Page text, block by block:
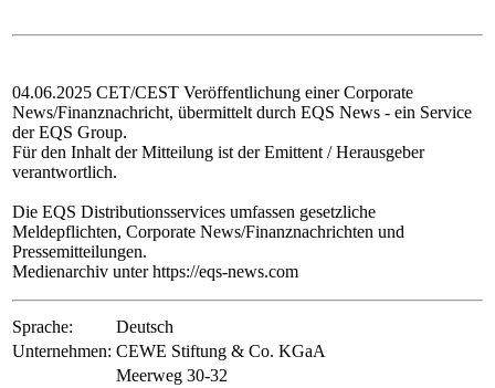
04.06.2025 CET/CEST Veröffentlichung einer Corporate
News/Finanznachricht, übermittelt durch EQS News - ein Service
der EQS Group.
Für den Inhalt der Mitteilung ist der Emittent / Herausgeber
verantwortlich.
Die EQS Distributionsservices umfassen gesetzliche
Meldepflichten, Corporate News/Finanznachrichten und
Pressemitteilungen.
Medienarchiv unter https://eqs-news.com
Sprache:
Deutsch
Unternehmen: CEWE Stiftung & Co. KGaA
Meerweg 30-32